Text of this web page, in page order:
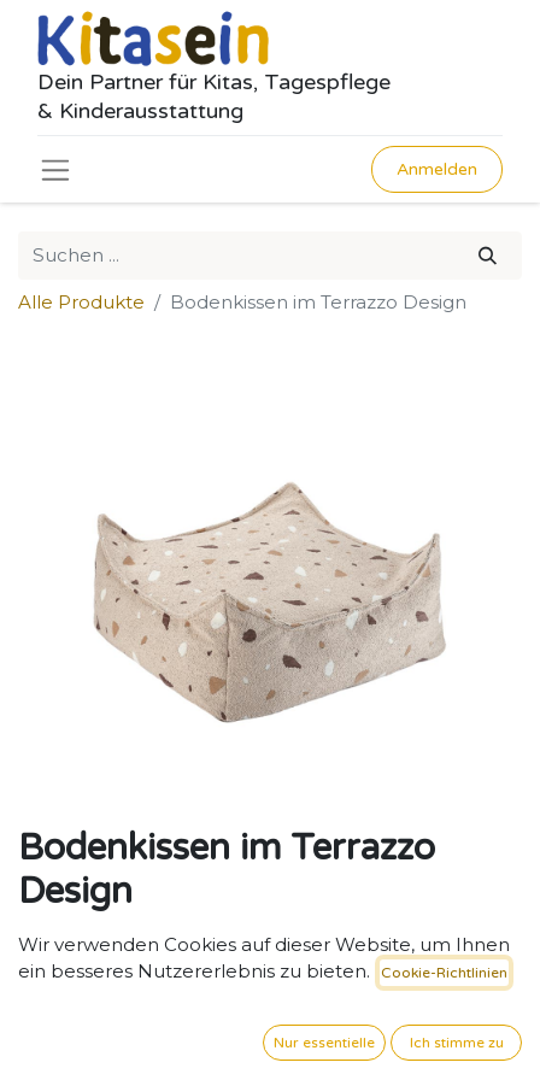
Dein Partner für Kitas, Tagespflege
& Kinderausstattung
Anmelden
Alle Produkte Bodenkissen im Terrazzo Design
Bodenkissen im Terrazzo
Design
Bequemes Terrazzo-Bodenkissen für strukturierte und
kreative Rückzugsorte.
Wir verwenden Cookies auf dieser Website, um Ihnen
ein besseres Nutzererlebnis zu bieten.
Cookie-Richtlinien
Nur essentielle Ich stimme zu